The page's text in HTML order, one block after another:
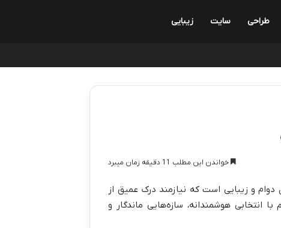
طراحی سایت زیبایی
خواندن این مطلب 11 دقیقه زمان میبرد
و زیبایی است که نیازمند درک عمیق از
انتخابی هوشمندانه، سازه‌هایی ماندگار و